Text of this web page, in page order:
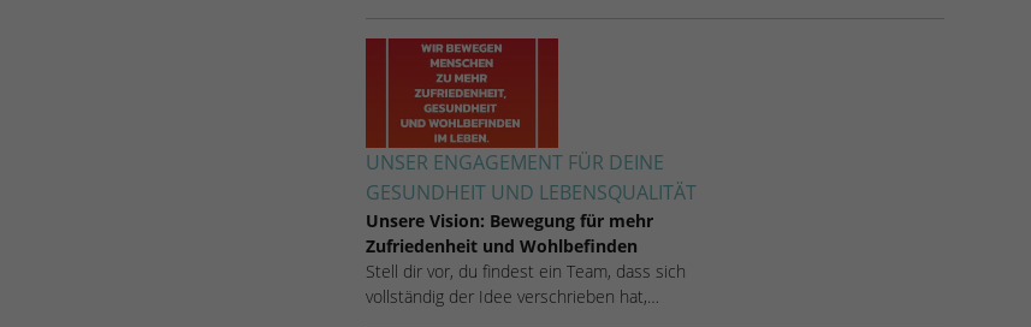
UNSER ENGAGEMENT FÜR DEINE
GESUNDHEIT UND LEBENSQUALITÄT
Unsere Vision: Bewegung für mehr
Zufriedenheit und Wohlbefinden
Stell dir vor, du findest ein Team, dass sich
vollständig der Idee verschrieben hat,…
Besucher eine Website nutzen, und hilft bei der
Erstellung eines Analyseberichts darüber, wie es
der Website geht. Die erhobenen Daten
umfassen die Anzahl der Besucher, die Quelle,
aus der sie stammen, und die Seiten in